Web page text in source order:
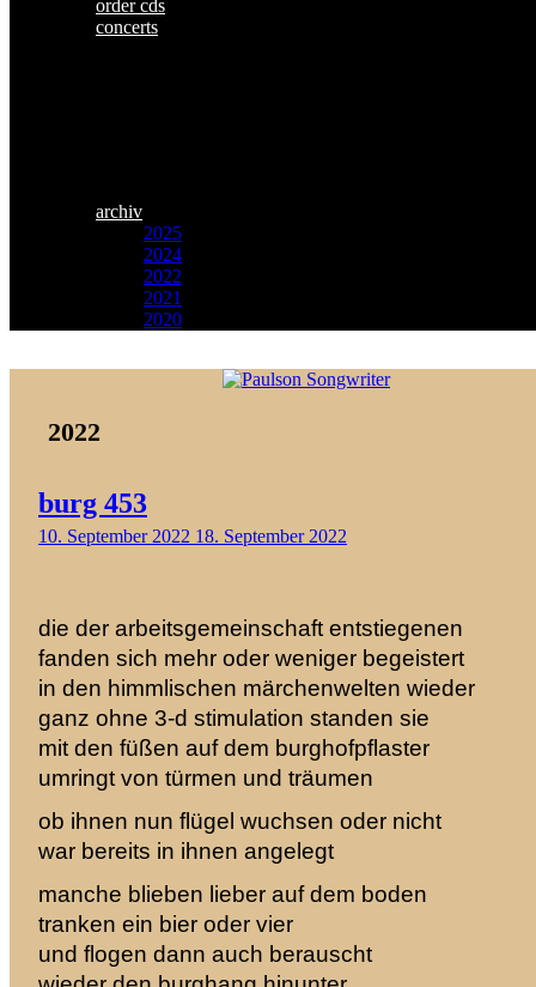
order cds
concerts
archiv
2025
2024
2022
2021
2020
springen
Songwriter
2022
burg 453
10. September 2022 18. September 2022
die der arbeitsgemeinschaft entstiegenen
fanden sich mehr oder weniger begeistert
in den himmlischen märchenwelten wieder
ganz ohne 3-d stimulation standen sie
mit den füßen auf dem burghofpflaster
umringt von türmen und träumen
ob ihnen nun flügel wuchsen oder nicht
war bereits in ihnen angelegt
manche blieben lieber auf dem boden
tranken ein bier oder vier
und flogen dann auch berauscht